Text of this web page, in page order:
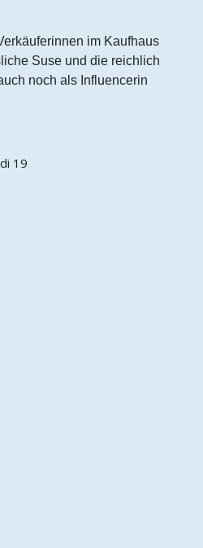
im Kaufhaus
Suse und die reichlich
noch als Influencerin